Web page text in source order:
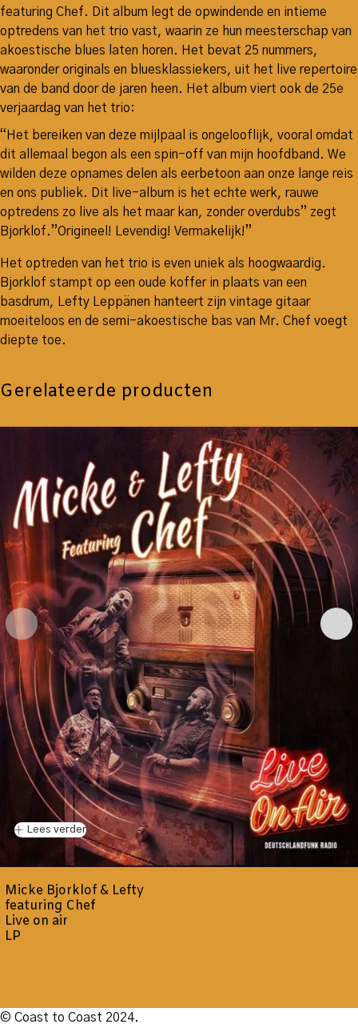
featuring Chef. Dit album legt de opwindende en intieme
optredens van het trio vast, waarin ze hun meesterschap van
akoestische blues laten horen. Het bevat 25 nummers,
waaronder originals en bluesklassiekers, uit het live repertoire
van de band door de jaren heen. Het album viert ook de 25e
verjaardag van het trio:
“Het bereiken van deze mijlpaal is ongelooflijk, vooral omdat
dit allemaal begon als een spin-off van mijn hoofdband. We
wilden deze opnames delen als eerbetoon aan onze lange reis
en ons publiek. Dit live-album is het echte werk, rauwe
optredens zo live als het maar kan, zonder overdubs” zegt
Bjorklof.”Origineel! Levendig! Vermakelijk!”
Het optreden van het trio is even uniek als hoogwaardig.
Bjorklof stampt op een oude koffer in plaats van een
basdrum, Lefty Leppänen hanteert zijn vintage gitaar
moeiteloos en de semi-akoestische bas van Mr. Chef voegt
diepte toe.
Gerelateerde producten
Lees verder
Micke Bjorklof & Lefty
featuring Chef
Live on air
LP
© Coast to Coast 2024.